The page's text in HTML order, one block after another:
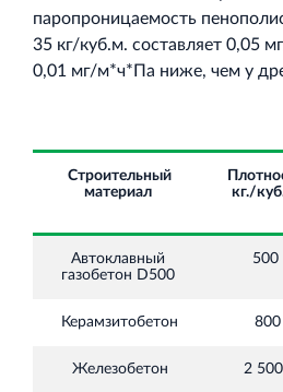
паропроницаемость
35 кг/куб.м. составляет 0,05
0,01 мг/м*ч*Па ниже, чем у
Строительный
материал
кг./
Автоклавный
газобетон D500
500
Керамзитобетон 800
Железобетон 2 500